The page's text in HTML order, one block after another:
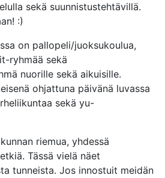
sekä suunnistustehtävillä.
:)
on pallopeli/juoksukoulua,
ryhmää sekä
nuorille sekä aikuisille.
ohjattuna päivänä luvassa
sekä yu-
riemua, yhdessä
Tässä vielä näet
tunneista. Jos innostuit meidän